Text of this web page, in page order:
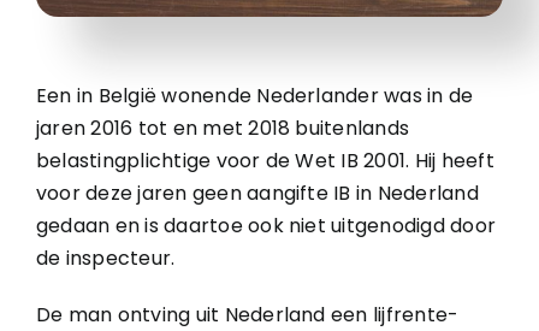
Een in België wonende Nederlander was in de
jaren 2016 tot en met 2018 buitenlands
belastingplichtige voor de Wet IB 2001. Hij heeft
voor deze jaren geen aangifte IB in Nederland
gedaan en is daartoe ook niet uitgenodigd door
de inspecteur.
De man ontving uit Nederland een lijfrente-